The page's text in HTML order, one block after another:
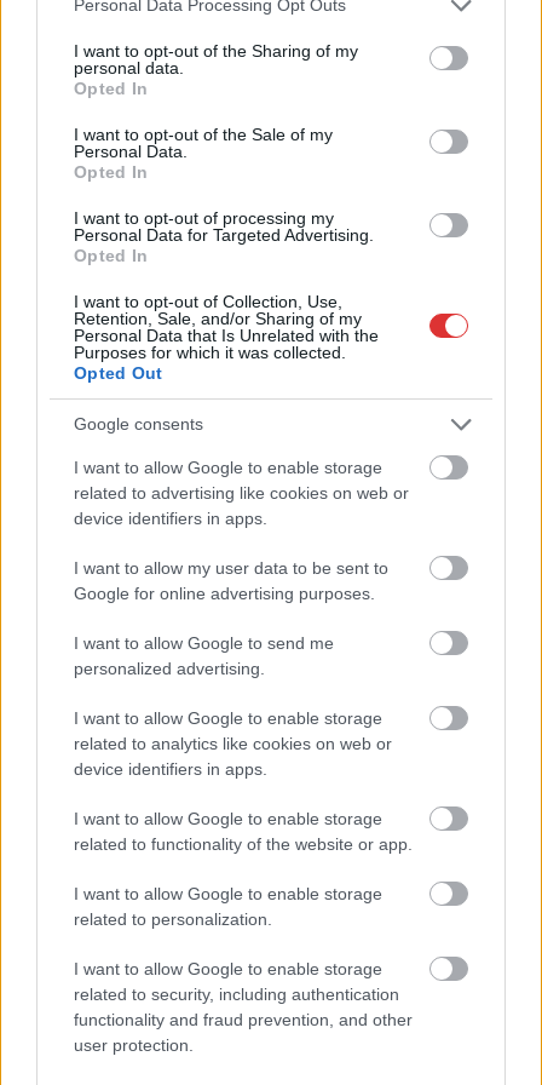
not limited to your visit or usage behaviour. You may click to
grant or deny consent to Google and its third-party tags to
use your data for below specified purposes in below Google
consent section.
Personal Data Processing Opt Outs
I want to opt-out of the Sharing of my
personal data.
Opted In
I want to opt-out of the Sale of my
Personal Data.
Opted In
I want to opt-out of processing my
Personal Data for Targeted Advertising.
Opted In
I want to opt-out of Collection, Use,
Retention, Sale, and/or Sharing of my
Personal Data that Is Unrelated with the
Purposes for which it was collected.
Opted Out
Google consents
I want to allow Google to enable storage
related to advertising like cookies on web or
device identifiers in apps.
I want to allow my user data to be sent to
Google for online advertising purposes.
I want to allow Google to send me
personalized advertising.
I want to allow Google to enable storage
related to analytics like cookies on web or
device identifiers in apps.
I want to allow Google to enable storage
related to functionality of the website or app.
I want to allow Google to enable storage
related to personalization.
I want to allow Google to enable storage
related to security, including authentication
functionality and fraud prevention, and other
user protection.
független helyi sajtóból
Már magasabb szinten is nyomoznak Szijjártó
büntetőügyében, vesztegetés miatt 3 év letöltendőt kaphat és
ez csak az egyik botrány
több otthoni kútból fogy ki a víz
Szolnokon egy kulcsfontosságú körforgalmat részlegesen
lezárnak a napokban, a közlekedés az átlagost is meghaladó
mértékben lebénul
Elromlott a biztosítóberendezés a ceglédi vasútvonalon,
alapos késések alakultak ki a menetrendhez képest,
kimaradás is előfordult
Ön szerint hogy készül a hamisítatlan szolnoki habos isler?
Országos ellenőrzés indult a hazai akkumulátoripari
Az idei év leglassabb növekedését hozta a június a
Györfi Mihály több tucat vállalkozással egyeztetett a
41 fok fölé forrósodott az ország, Szolnokon pedig egy másik
rekord is megdőlt
Egy telefonhívást akart, végül rendőrök vitték el a mezőtúri
a közoktatásban – például az iskolaigazgatók visszakapják
munkáltatói jogaikat
Sok volt az igazolatlan hiányzás, Pócs János fizetéslevonást
kapott, más fideszesek még kevesebbet vittek haza
A Szolnok megyei gazdák nagyon nem akarták a JÉGER